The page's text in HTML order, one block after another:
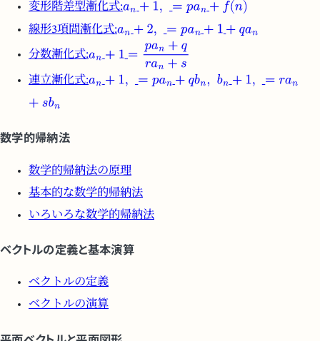
変形階差型漸化式:
線形3項間漸化式:
分数漸化式:
連立漸化式:
数学的帰納法
数学的帰納法の原理
基本的な数学的帰納法
いろいろな数学的帰納法
ベクトルの定義と基本演算
ベクトルの定義
ベクトルの演算